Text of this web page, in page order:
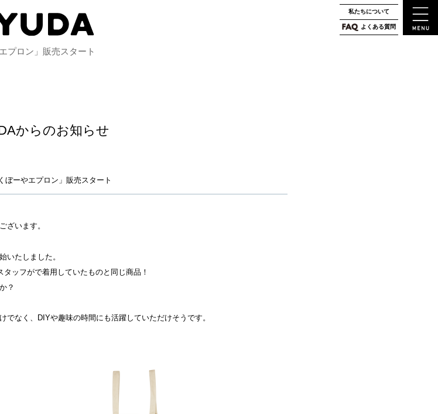
私たちについて
よくある質問
プロン」販売スタート
からのお知らせ
ぼーやエプロン」販売スタート
ざいます。
いたしました。
ッフがで着用していたものと同じ商品！
？
なく、DIYや趣味の時間にも活躍していただけそうです。